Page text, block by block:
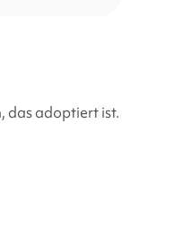
das adoptiert ist.